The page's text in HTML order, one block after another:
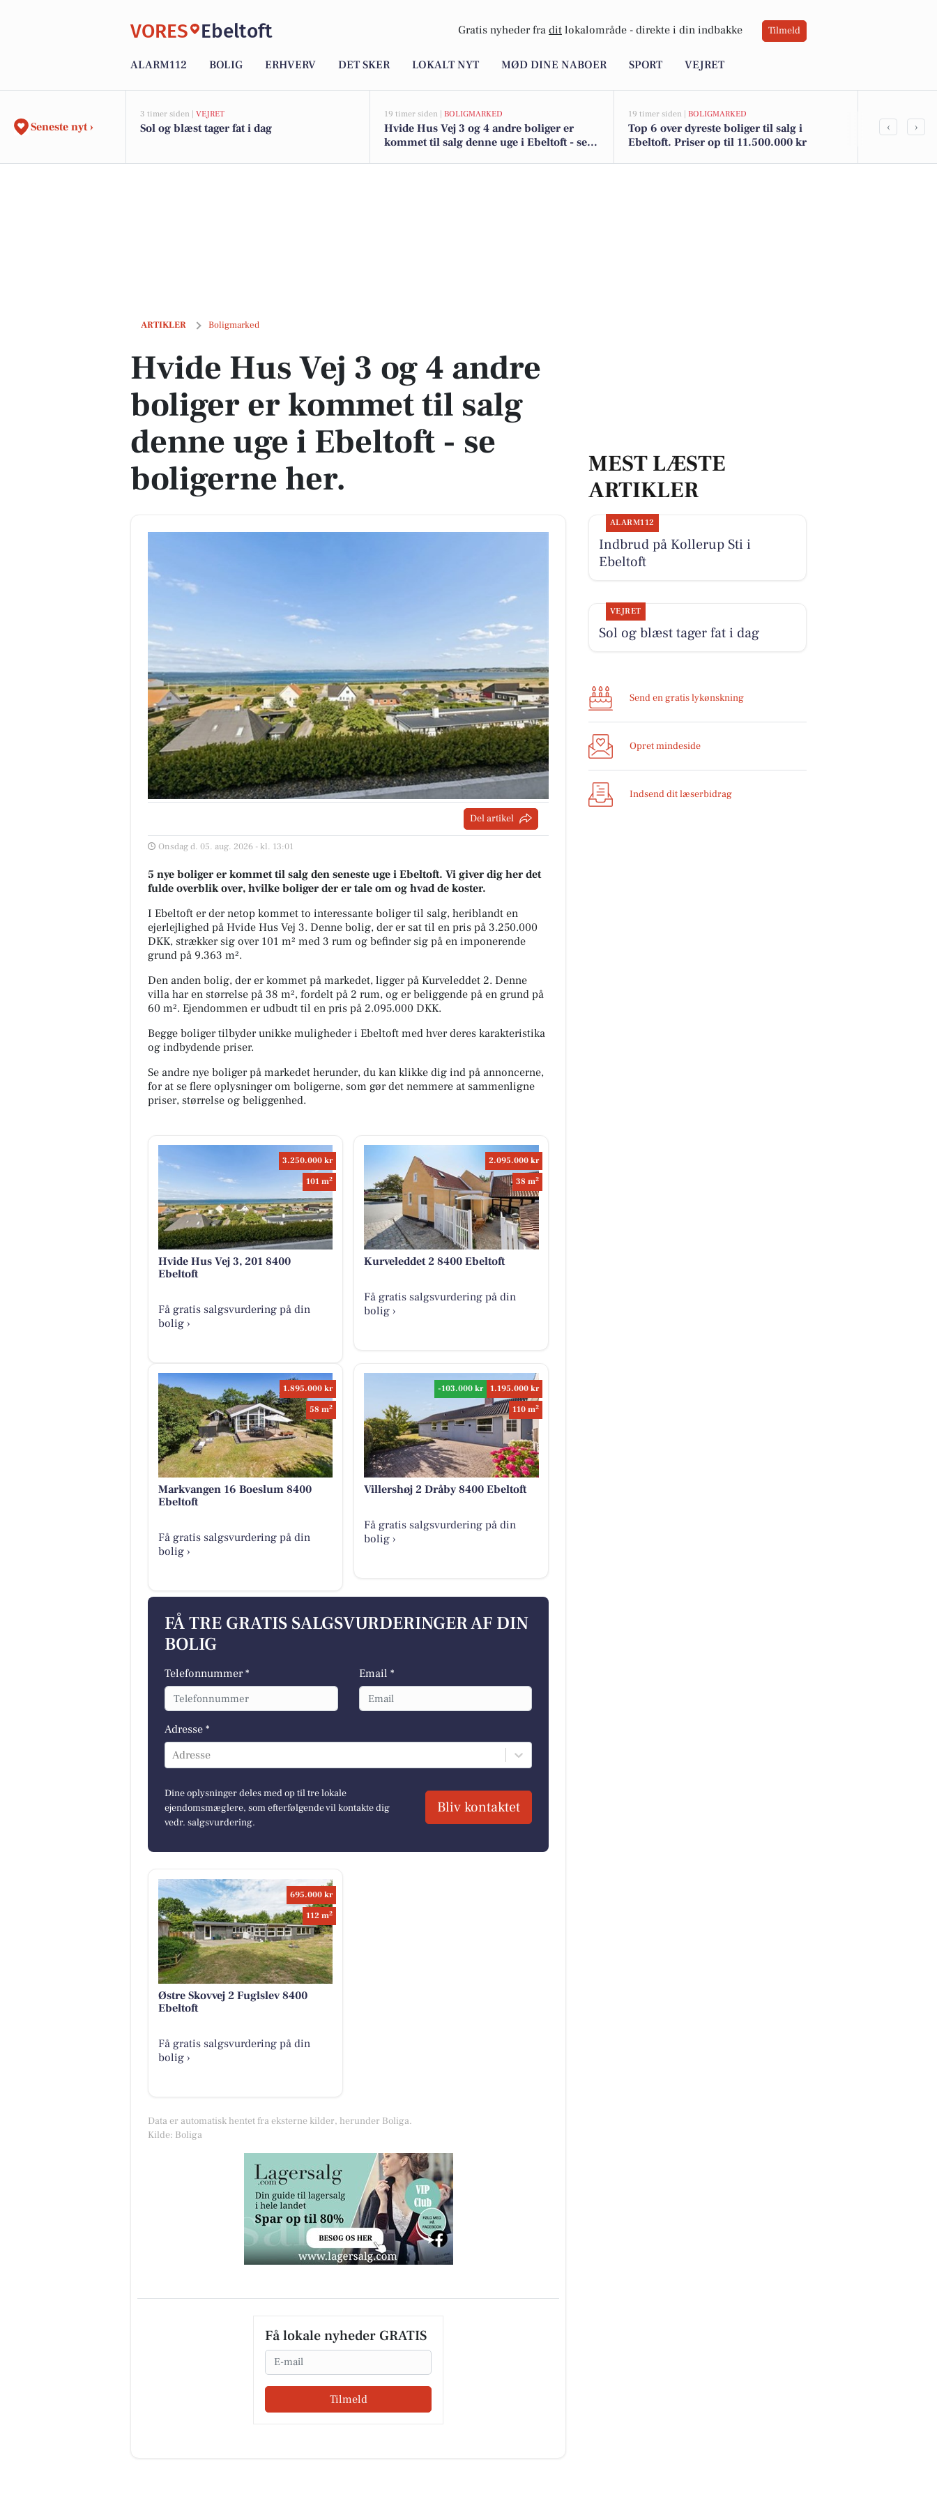
VORES Ebeltoft Gratis nyheder fra dit lokalområde - direkte i din indbakke Tilmeld
ALARM112 BOLIG ERHVERV DET SKER LOKALT NYT MØD DINE NABOER SPORT VEJRET
Seneste nyt ›
3 timer siden | VEJRET
Sol og blæst tager fat i dag
19 timer siden | BOLIGMARKED
Hvide Hus Vej 3 og 4 andre boliger er
kommet til salg denne uge i Ebeltoft - se
19 timer siden | BOLIGMARKED
Top 6 over dyreste boliger til salg i
Ebeltoft. Priser op til 11.500.000 kr
Weekend i
‹ ›
ARTIKLER Boligmarked
Hvide Hus Vej 3 og 4 andre boliger er kommet til salg denne uge i Ebeltoft - se boligerne her.
Hvide Hus Vej 3 og 4 andre
boliger er kommet til salg
denne uge i Ebeltoft - se
boligerne her.
Del artikel
Onsdag d. 05. aug. 2026 - kl. 13:01
5 nye boliger er kommet til salg den seneste uge i Ebeltoft. Vi giver dig her det
fulde overblik over, hvilke boliger der er tale om og hvad de koster.
I Ebeltoft er der netop kommet to interessante boliger til salg, heriblandt en
ejerlejlighed på Hvide Hus Vej 3. Denne bolig, der er sat til en pris på 3.250.000
DKK, strækker sig over 101 m² med 3 rum og befinder sig på en imponerende
grund på 9.363 m².
Den anden bolig, der er kommet på markedet, ligger på Kurveleddet 2. Denne
villa har en størrelse på 38 m², fordelt på 2 rum, og er beliggende på en grund på
60 m². Ejendommen er udbudt til en pris på 2.095.000 DKK.
Begge boliger tilbyder unikke muligheder i Ebeltoft med hver deres karakteristika
og indbydende priser.
Se andre nye boliger på markedet herunder, du kan klikke dig ind på annoncerne,
for at se flere oplysninger om boligerne, som gør det nemmere at sammenligne
priser, størrelse og beliggenhed.
3.250.000 kr
101 m2
Hvide Hus Vej 3, 201 8400
Ebeltoft
Få gratis salgsvurdering på din
bolig ›
2.095.000 kr
38 m2
Kurveleddet 2 8400 Ebeltoft
Få gratis salgsvurdering på din
bolig ›
1.895.000 kr
58 m2
Markvangen 16 Boeslum 8400
Ebeltoft
Få gratis salgsvurdering på din
bolig ›
-103.000 kr
1.195.000 kr
110 m2
Villershøj 2 Dråby 8400 Ebeltoft
Få gratis salgsvurdering på din
bolig ›
FÅ TRE GRATIS SALGSVURDERINGER AF DIN
BOLIG
Telefonnummer * Email *
Adresse *
Adresse
Dine oplysninger deles med op til tre lokale
ejendomsmæglere, som efterfølgende vil kontakte dig
vedr. salgsvurdering.
Bliv kontaktet
695.000 kr
112 m2
Østre Skovvej 2 Fuglslev 8400
Ebeltoft
Få gratis salgsvurdering på din
bolig ›
Data er automatisk hentet fra eksterne kilder, herunder Boliga.
Kilde: Boliga
Få lokale nyheder GRATIS
Email
Tilmeld
MEST LÆSTE
ARTIKLER
ALARM112
Indbrud på Kollerup Sti i
Ebeltoft
VEJRET
Sol og blæst tager fat i dag
Send en gratis lykønskning
Opret mindeside
Indsend dit læserbidrag